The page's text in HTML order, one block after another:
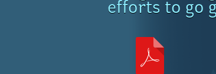
efforts to go